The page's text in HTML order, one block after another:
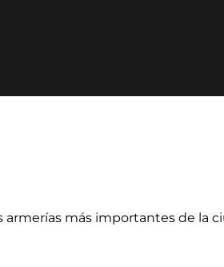
armerías más importantes de la